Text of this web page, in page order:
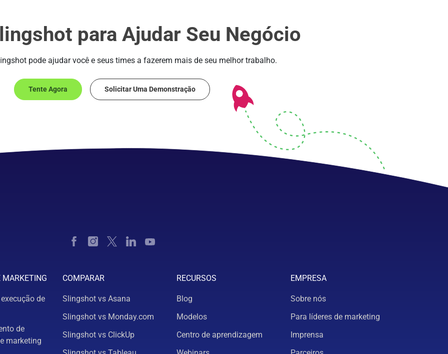
para Ajudar Seu Negócio
pode ajudar você e seus times a fazerem mais de seu melhor trabalho.
Tente Agora Solicitar Uma Demonstração
MARKETING
de
de
marketing
COMPARAR
Slingshot vs Asana
Slingshot vs Monday.com
Slingshot vs ClickUp
RECURSOS
Blog
Modelos
Centro de aprendizagem
EMPRESA
Sobre nós
Para líderes de marketing
Imprensa